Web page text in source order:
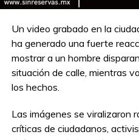
Escándalo en China:
sus ‘pandas’ eran en
Chow
NO TE PIERDAS
Zimbabue sacrificará
Un video grabado en la
ha generado una fuerte
mostrar a un hombre
situación de calle, mientras
los hechos.
Las imágenes se viralizaron
críticas de ciudadanos,